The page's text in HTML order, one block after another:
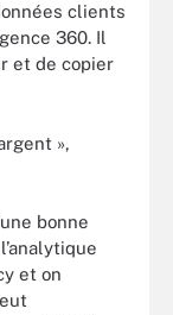
clients
360. Il
et de copier
»,
bonne
et on